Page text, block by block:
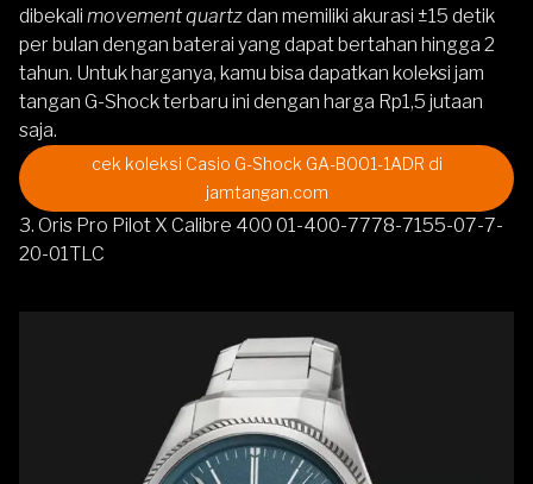
dibekali movement quartzdan memiliki akurasi ±15 detik
per bulan dengan baterai yang dapat bertahan hingga 2
tahun. Untuk harganya, kamu bisa dapatkan koleksi jam
tangan G-Shock terbaru ini dengan harga Rp1,5 jutaan
saja.
cek koleksi Casio G-Shock GA-B001-1ADR di
jamtangan.com
3. Oris Pro Pilot X Calibre 400 01-400-7778-7155-07-7-
20-01TLC